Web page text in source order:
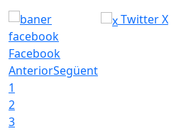
Facebook
Twitter X
AnteriorSegüent
1
2
3